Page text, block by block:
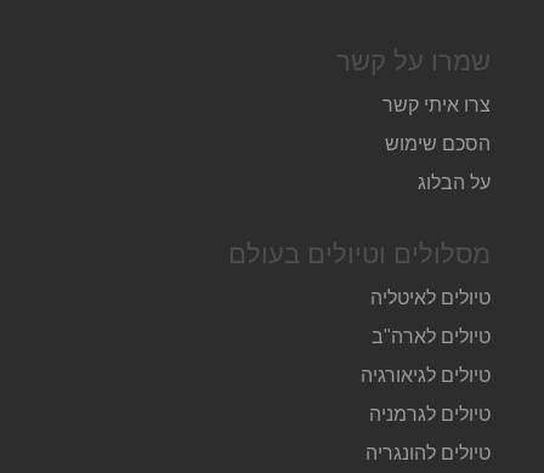
שמרו על קשר
צרו איתי קשר
הסכם שימוש
על הבלוג
מסלולים וטיולים בעולם
טיולים לאיטליה
טיולים לארה"ב
טיולים לגיאורגיה
טיולים לגרמניה
טיולים להונגריה